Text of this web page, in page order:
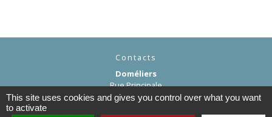
Contacts
Doméliers
Rue Principale
60360 Doméliers - FRANCE
This site uses cookies and gives you control over what you want
to activate